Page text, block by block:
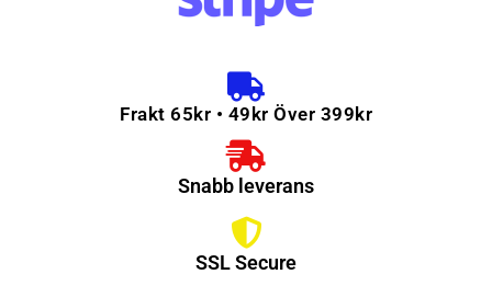
Frakt 65kr • 49kr Över 399kr
Snabb leverans
SSL Secure